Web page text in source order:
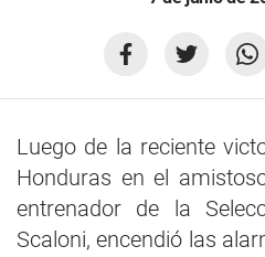
Luego de la reciente
Honduras en el
entrenador de la
Scaloni, encendió las